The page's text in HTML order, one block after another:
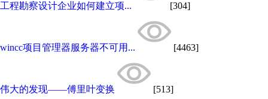
工程勘察设计企业如何建立项... [304]
wincc项目管理器服务器不可用... [4463]
伟大的发现——傅里叶变换 [513]